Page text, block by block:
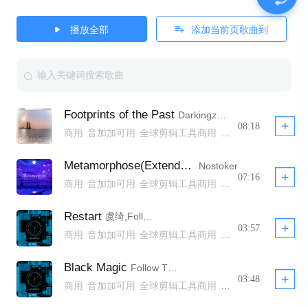
播放全部 添加当前页歌曲到
Footprints of the Past
商用 音加加可用 全球剪辑工具商用
全球剪辑工具商用模板不下架
全球剪辑工具商用 YTB不拦截
公播
08:18
Metamorphose(Extended Mix)
Nostoker
商用 音加加可用 全球剪辑工具商用
全球剪辑工具商用模板不下架
全球剪辑工具商用 YTB不拦截
07:16
Restart
虞绮,Follow The Sun Records,3ILLY,蔓笙YUM,AiSS,时臣Tokiomi,石公子
商用 音加加可用 全球剪辑工具商用
全球剪辑工具商用模板不下架
全球剪辑工具商用 YTB不拦截
03:57
Black Magic
Follow The Sun Records,Ailward,J.A.C.E
商用 音加加可用 全球剪辑工具商用
03:48